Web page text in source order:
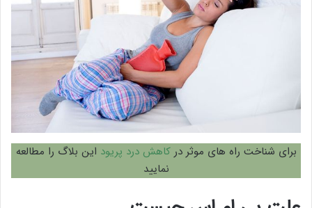
برای شناخت راه های موثر درکاهش درد پریود این بلاگ را مطالعه
نمایید